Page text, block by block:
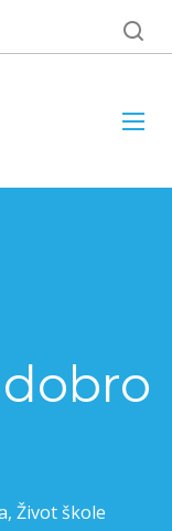
, Život škole